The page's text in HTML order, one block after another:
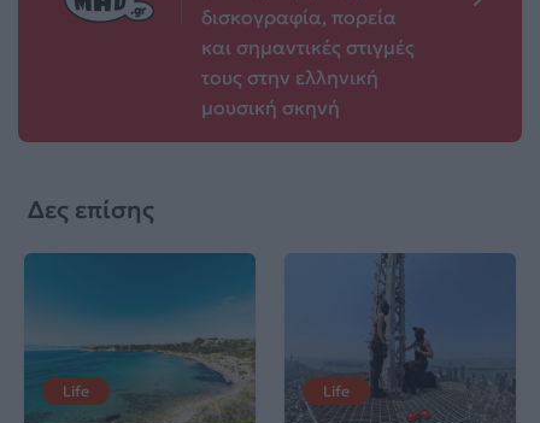
δισκογραφία, πορεία
και σημαντικές στιγμές
τους στην ελληνική
μουσική σκηνή
Δες επίσης
Life Life